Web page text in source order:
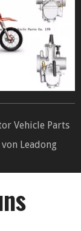
Vehicle Parts
Leadong